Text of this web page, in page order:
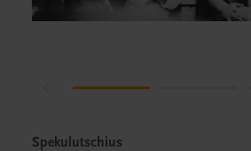
Spekulutschius